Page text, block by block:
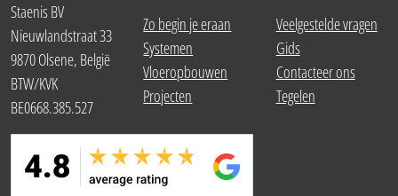
Staenis BV
Nieuwlandstraat 33
9870 Olsene, België
BTW/KVK
BE0668.385.527
Zo begin je eraan
Systemen
Vloeropbouwen
Projecten
Veelgestelde vragen
Gids
Contacteer ons
Tegelen